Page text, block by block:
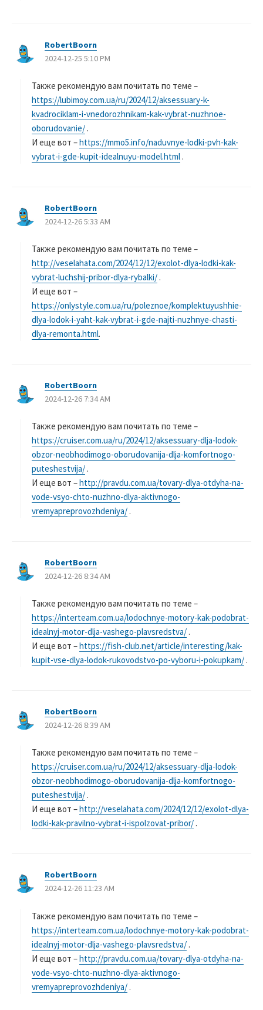
RobertBoorn
り
2024-12-25 5:10 PM
Также рекомендую вам почитать по теме –
https://lubimoy.com.ua/ru/2024/12/aksessuary-k-
kvadrociklam-i-vnedorozhnikam-kak-vybrat-nuzhnoe-
oborudovanie/ .
И еще вот –https://mmo5.info/naduvnye-lodki-pvh-kak-
vybrat-i-gde-kupit-idealnuyu-model.html .
RobertBoorn
り
2024-12-26 5:33 AM
Также рекомендую вам почитать по теме –
http://veselahata.com/2024/12/12/exolot-dlya-lodki-kak-
vybrat-luchshij-pribor-dlya-rybalki/ .
И еще вот –
https://onlystyle.com.ua/ru/poleznoe/komplektuyushhie-
dlya-lodok-i-yaht-kak-vybrat-i-gde-najti-nuzhnye-chasti-
dlya-remonta.html.
RobertBoorn
り
2024-12-26 7:34 AM
Также рекомендую вам почитать по теме –
https://cruiser.com.ua/ru/2024/12/aksessuary-dlja-lodok-
obzor-neobhodimogo-oborudovanija-dlja-komfortnogo-
puteshestvija/ .
И еще вот –http://pravdu.com.ua/tovary-dlya-otdyha-na-
vode-vsyo-chto-nuzhno-dlya-aktivnogo-
vremyapreprovozhdeniya/ .
RobertBoorn
り
2024-12-26 8:34 AM
Также рекомендую вам почитать по теме –
https://interteam.com.ua/lodochnye-motory-kak-podobrat-
idealnyj-motor-dlja-vashego-plavsredstva/ .
И еще вот –https://fish-club.net/article/interesting/kak-
kupit-vse-dlya-lodok-rukovodstvo-po-vyboru-i-pokupkam/ .
RobertBoorn
り
2024-12-26 8:39 AM
Также рекомендую вам почитать по теме –
https://cruiser.com.ua/ru/2024/12/aksessuary-dlja-lodok-
obzor-neobhodimogo-oborudovanija-dlja-komfortnogo-
puteshestvija/ .
И еще вот –http://veselahata.com/2024/12/12/exolot-dlya-
lodki-kak-pravilno-vybrat-i-ispolzovat-pribor/ .
RobertBoorn
り
2024-12-26 11:23 AM
Также рекомендую вам почитать по теме –
https://interteam.com.ua/lodochnye-motory-kak-podobrat-
idealnyj-motor-dlja-vashego-plavsredstva/ .
И еще вот –http://pravdu.com.ua/tovary-dlya-otdyha-na-
vode-vsyo-chto-nuzhno-dlya-aktivnogo-
vremyapreprovozhdeniya/ .